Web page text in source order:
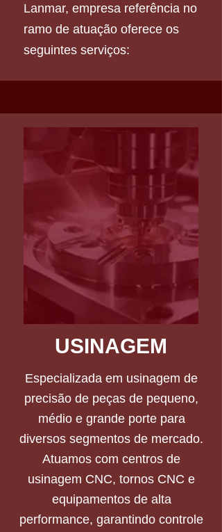
Lanmar, empresa referência no
ramo de atuação oferece os
seguintes serviços:
USINAGEM
Especializada em usinagem de
precisão de peças de pequeno,
médio e grande porte para
diversos segmentos de mercado.
Atuamos com centros de
usinagem CNC, tornos CNC e
equipamentos de alta
performance, garantindo controle